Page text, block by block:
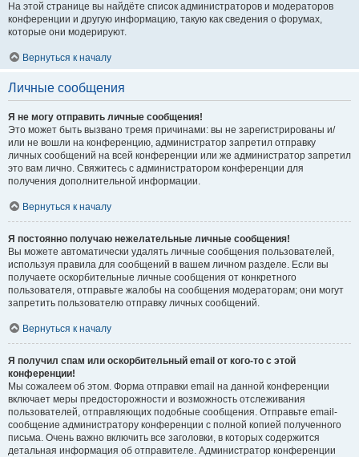
На этой странице вы найдёте список администраторов и модераторов
конференции и другую информацию, такую как сведения о форумах,
которые они модерируют.
Вернуться к началу
Личные сообщения
Я не могу отправить личные сообщения!
Это может быть вызвано тремя причинами: вы не зарегистрированы и/
или не вошли на конференцию, администратор запретил отправку
личных сообщений на всей конференции или же администратор запретил
это вам лично. Свяжитесь с администратором конференции для
получения дополнительной информации.
Вернуться к началу
Я постоянно получаю нежелательные личные сообщения!
Вы можете автоматически удалять личные сообщения пользователей,
используя правила для сообщений в вашем личном разделе. Если вы
получаете оскорбительные личные сообщения от конкретного
пользователя, отправьте жалобы на сообщения модераторам; они могут
запретить пользователю отправку личных сообщений.
Вернуться к началу
Я получил спам или оскорбительный email от кого-то с этой
конференции!
Мы сожалеем об этом. Форма отправки email на данной конференции
включает меры предосторожности и возможность отслеживания
пользователей, отправляющих подобные сообщения. Отправьте email-
сообщение администратору конференции с полной копией полученного
письма. Очень важно включить все заголовки, в которых содержится
детальная информация об отправителе. Администратор конференции